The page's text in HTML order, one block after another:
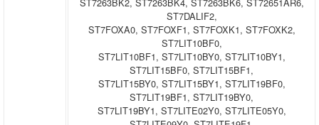
ST7DALIF2,
ST7FOXA0, ST7FOXF1, ST7FOXK1, ST7FOXK2,
ST7LIT10BF0,
ST7LIT10BF1, ST7LIT10BY0, ST7LIT10BY1,
ST7LIT15BF0, ST7LIT15BF1,
ST7LIT15BY0, ST7LIT15BY1, ST7LIT19BF0,
ST7LIT19BF1, ST7LIT19BY0,
ST7LIT19BY1, ST7LITE02Y0, ST7LITE05Y0,